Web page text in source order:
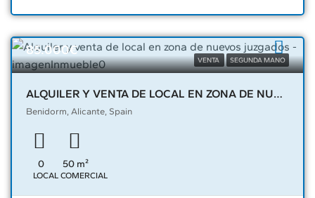
VENTA SEGUNDA MANO
85.000€
ALQUILER Y VENTA DE LOCAL EN ZONA DE NUEVOS JUZGADOS – 03855
Benidorm, Alicante, Spain
0 50 m²
LOCAL COMERCIAL